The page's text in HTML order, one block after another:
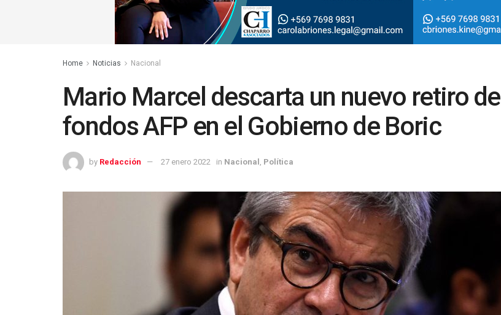
Home Noticias Nacional
Mario Marcel descarta un nuevo retiro de
fondos AFP en el Gobierno de Boric
by Redacción 27 enero 2022 in Nacional Política